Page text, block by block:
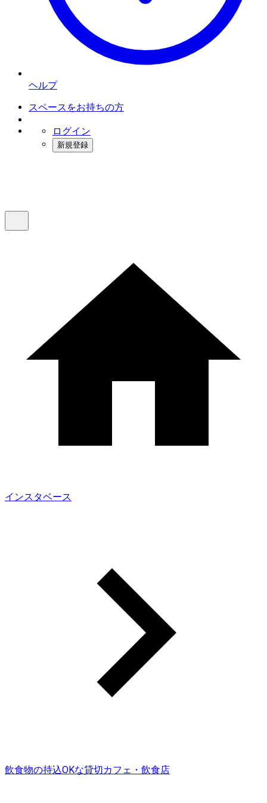
ヘルプ
スペースをお持ちの方
ログイン
新規登録
インスタベース
飲食物の持込OKな貸切カフェ・飲食店